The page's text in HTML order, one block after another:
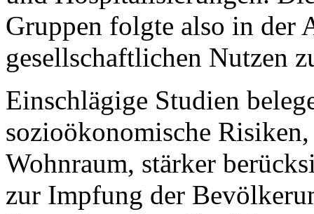
Gruppen folgte also in der
gesellschaftlichen Nutzen
Einschlägige Studien
sozioökonomische
Wohnraum, stärker
zur Impfung der